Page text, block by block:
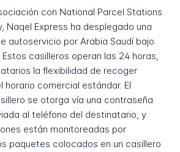
con National Parcel Stations
Naqel Express ha desplegado una
autoservicio por Arabia Saudí bajo
casilleros operan las 24 horas,
la flexibilidad de recoger
horario comercial estándar. El
se otorga vía una contraseña
al teléfono del destinatario, y
están monitoreadas por
paquetes colocados en un casillero